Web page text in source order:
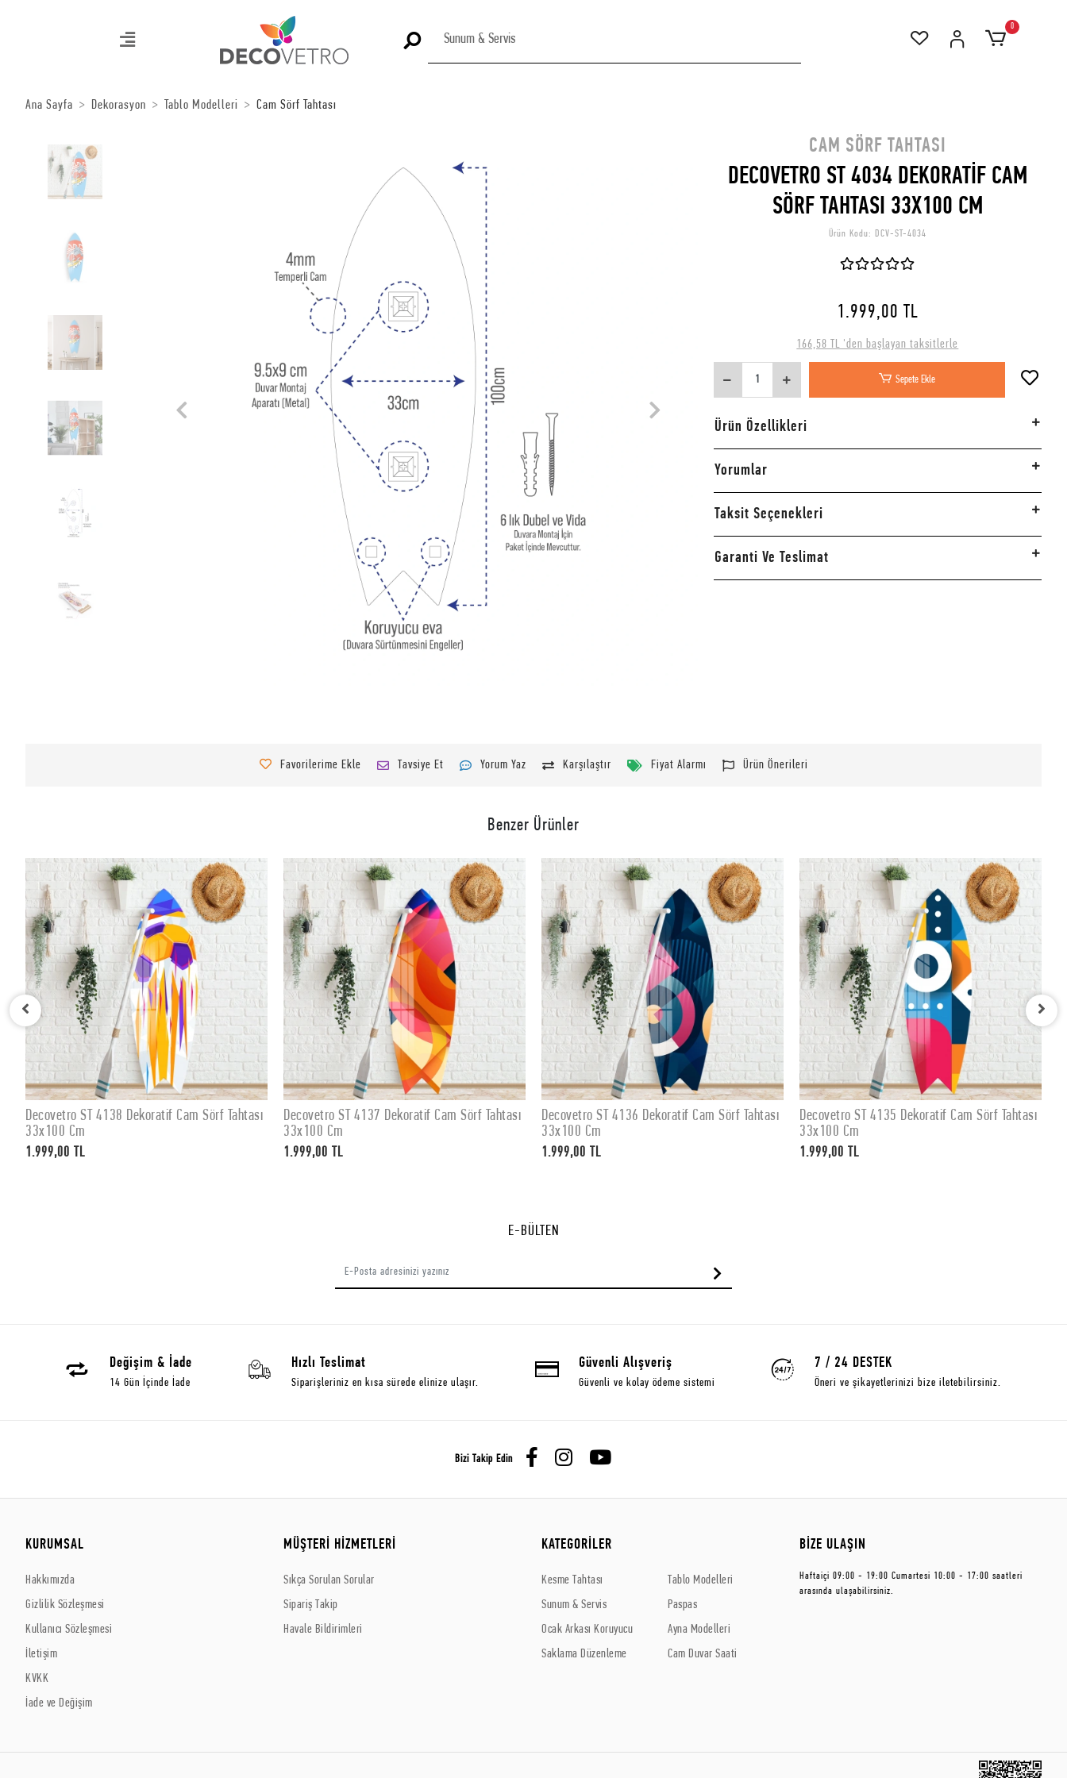
0
Ana Sayfa Dekorasyon Tablo Modelleri Cam Sörf Tahtası
CAM SÖRF TAHTASI
DECOVETRO ST 4034 DEKORATİF CAM
SÖRF TAHTASI 33X100 CM
Ürün Kodu: DCV-ST-4034
1.999,00 TL
166,58 TL 'den başlayan taksitlerle
Sepete Ekle
Ürün Özellikleri
Yorumlar
Taksit Seçenekleri
Garanti Ve Teslimat
Favorilerime Ekle Tavsiye Et Yorum Yaz Karşılaştır Fiyat Alarmı Ürün Önerileri
Benzer Ürünler
SEPETE EKLE
Decovetro ST 4138 Dekoratif Cam Sörf Tahtası
33x100 Cm
1.999,00 TL
SEPETE EKLE
Decovetro ST 4137 Dekoratif Cam Sörf Tahtası
33x100 Cm
1.999,00 TL
SEPETE EKLE
Decovetro ST 4136 Dekoratif Cam Sörf Tahtası
33x100 Cm
1.999,00 TL
SEPETE EKLE
Decovetro ST 4135 Dekoratif Cam Sörf Tahtası
33x100 Cm
1.999,00 TL
E-BÜLTEN
Değişim & İade
14 Gün İçinde İade
Hızlı Teslimat
Siparişleriniz en kısa sürede elinize ulaşır.
Güvenli Alışveriş
Güvenli ve kolay ödeme sistemi
7 / 24 DESTEK
Öneri ve şikayetlerinizi bize iletebilirsiniz.
Bizi Takip Edin
KURUMSAL
Hakkımızda
Gizlilik Sözleşmesi
Kullanıcı Sözleşmesi
İletişim
KVKK
İade ve Değişim
MÜŞTERİ HİZMETLERİ
Sıkça Sorulan Sorular
Sipariş Takip
Havale Bildirimleri
KATEGORİLER
Kesme Tahtası
Sunum & Servis
Ocak Arkası Koruyucu
Saklama Düzenleme
Tablo Modelleri
Paspas
Ayna Modelleri
Cam Duvar Saati
BİZE ULAŞIN
Haftaiçi 09:00 - 19:00 Cumartesi 10:00 - 17:00 saatleri
arasında ulaşabilirsiniz.